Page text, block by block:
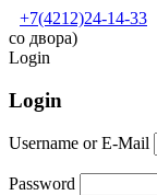
+7(4212)24-14-33
со двора)
Login
Login
Username or E-Mail
Password